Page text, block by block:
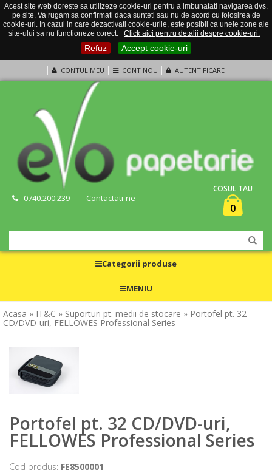
Acest site web doreste sa utilizeze cookie-uri pentru a imbunatati navigarea dvs.
pe site. Va rugam sa confirmati daca sunteti sau nu de acord cu folosirea de
cookie-uri. In cazul in care dezactivati cookie-urile, este posibil ca unele zone ale
site-ului sa nu functioneze corect.
Click aici pentru detalii despre cookie-uri.
Refuz Accept cookie-uri
CONTUL MEU CONT NOU AUTENTIFICARE
0740.200.239 Contactati-ne
COSUL TAU
0
Categorii produse
MENIU
Acasa » IT&C » Suporturi pt. medii de stocare » Portofel pt. 32
CD/DVD-uri, FELLOWES Professional Series
Portofel pt. 32 CD/DVD-uri,
FELLOWES Professional Series
Cod produs: FE8500001